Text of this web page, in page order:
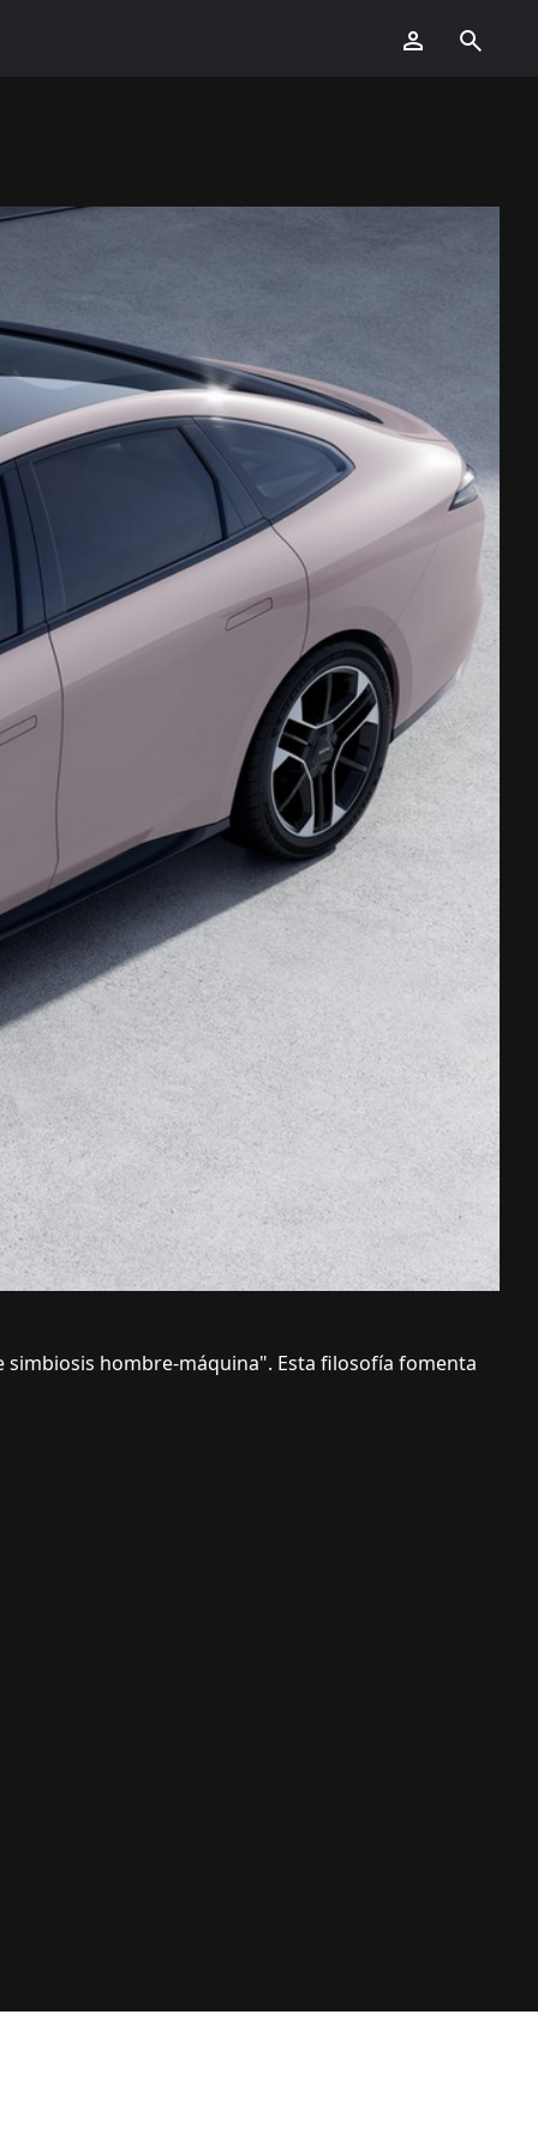
simbiosis hombre-máquina". Esta filosofía fomenta